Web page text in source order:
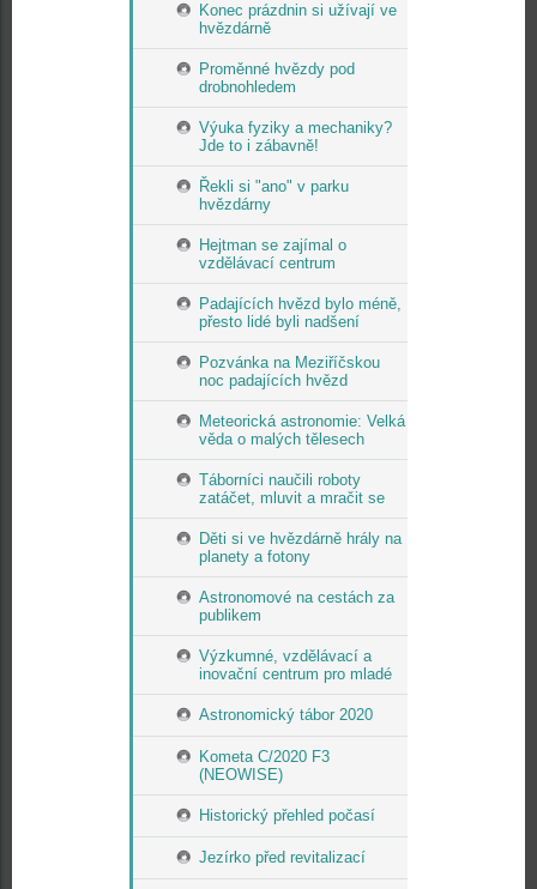
Konec prázdnin si užívají ve
hvězdárně
Proměnné hvězdy pod
drobnohledem
Výuka fyziky a mechaniky?
Jde to i zábavně!
Řekli si "ano" v parku
hvězdárny
Hejtman se zajímal o
vzdělávací centrum
Padajících hvězd bylo méně,
přesto lidé byli nadšení
Pozvánka na Meziříčskou
noc padajících hvězd
Meteorická astronomie: Velká
věda o malých tělesech
Táborníci naučili roboty
zatáčet, mluvit a mračit se
Děti si ve hvězdárně hrály na
planety a fotony
Astronomové na cestách za
publikem
Výzkumné, vzdělávací a
inovační centrum pro mladé
Astronomický tábor 2020
Kometa C/2020 F3
(NEOWISE)
Historický přehled počasí
Jezírko před revitalizací